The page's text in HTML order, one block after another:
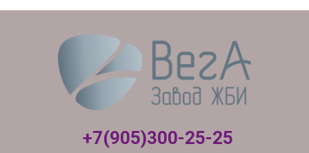
+7(905)300-25-25